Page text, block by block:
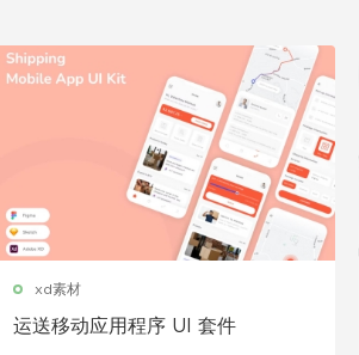
xd素材
运送移动应用程序 UI 套件